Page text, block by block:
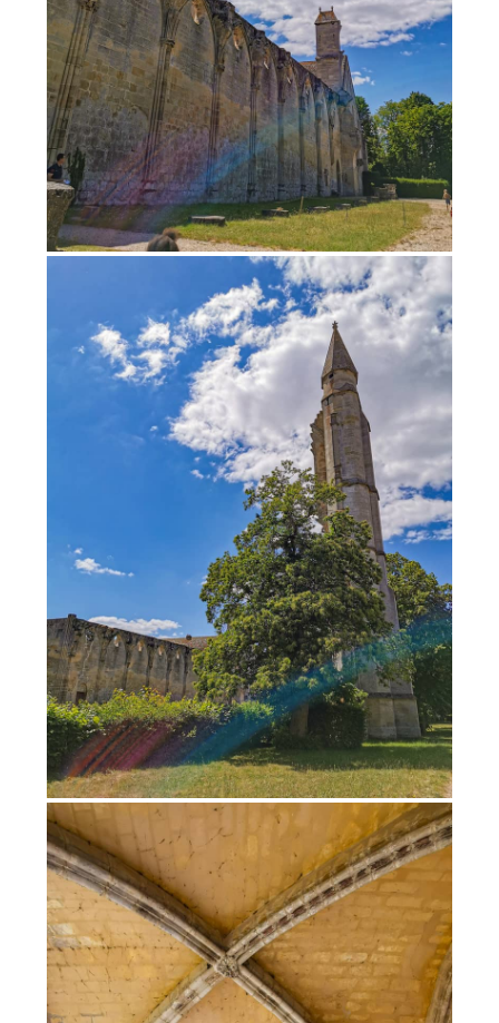
Pour davantage de bonnes adresses, de
voyages au coin de la rue et au bout du monde,
suivez-moi sur Instagram!